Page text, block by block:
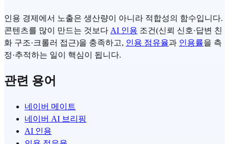
인용 경제에서 노출은 생산량이 아니라 적합성의 함수입니다.
콘텐츠를 많이 만드는 것보다 AI 인용 조건(신뢰 신호·답변 친
화 구조·크롤러 접근)을 충족하고, 인용 점유율과 인용률을 측
정·추적하는 일이 핵심이 됩니다.
관련 용어
네이버 메이트
네이버 AI 브리핑
AI 인용